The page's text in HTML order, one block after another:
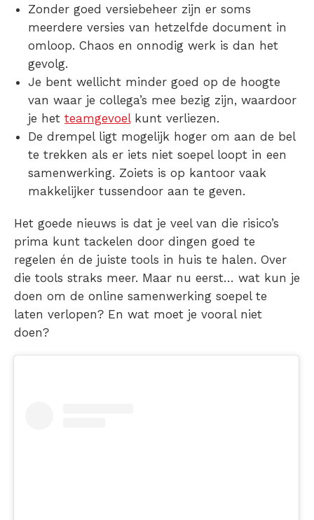
Zonder goed versiebeheer zijn er soms
meerdere versies van hetzelfde document in
omloop. Chaos en onnodig werk is dan het
gevolg.
Je bent wellicht minder goed op de hoogte
van waar je collega’s mee bezig zijn, waardoor
je het teamgevoelkunt verliezen.
De drempel ligt mogelijk hoger om aan de bel
te trekken als er iets niet soepel loopt in een
samenwerking. Zoiets is op kantoor vaak
makkelijker tussendoor aan te geven.
Het goede nieuws is dat je veel van die risico’s
prima kunt tackelen door dingen goed te
regelen én de juiste tools in huis te halen. Over
die tools straks meer. Maar nu eerst… wat kun je
doen om de online samenwerking soepel te
laten verlopen? En wat moet je vooral niet
doen?